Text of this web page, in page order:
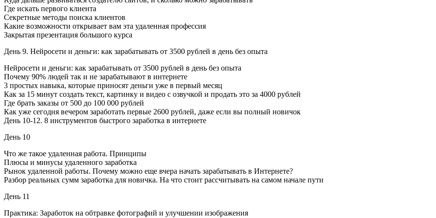
Где искать первого клиента
Секретные методы поиска клиентов
Какие возможности открывает вам эта удаленная профессия
Закрытая презентация большого курса
День 9. Нейросети и деньги: как зарабатывать от 3500 рублей в день без опыта
Нейросети и деньги: как зарабатывать от 3500 рублей в день без опыта
Почему 90% людей так и не зарабатывают в интернете
3 простых навыка, которые приносят деньги уже в первый месяц
Как за 15 минут создать текст, картинку и видео с озвучкой и продать это за 4000 рублей
Где брать заказы от 500 до 100 000 рублей
Как уже сегодня вечером заработать первые 2600 рублей, даже если вы полный новичок
День 10-12. 8 инструментов быстрого заработка в интернете
День 10
Что же такое удаленная работа. Принципы
Плюсы и минусы удаленного заработка
Рынок удаленной работы. Почему можно еще вчера начать зарабатывать в Интернете?
Разбор реальных сумм заработка для новичка. На что стоит рассчитывать на самом начале пути
День 11
Практика: Заработок на обтравке фотографий и улучшении изображения